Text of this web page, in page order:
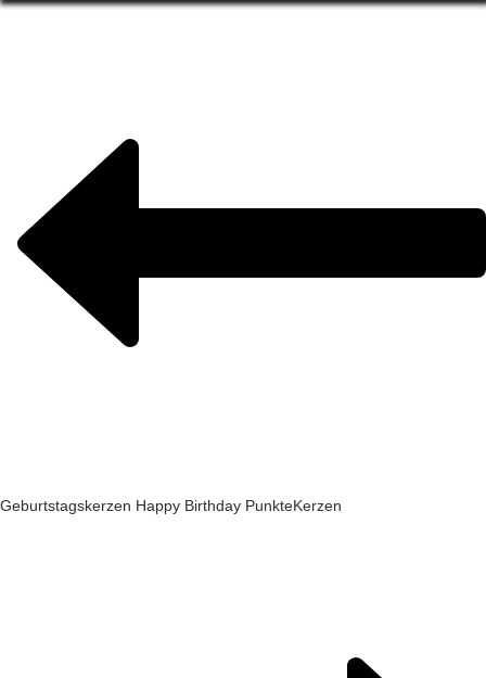
Geburtstagskerzen Happy Birthday PunkteKerzen